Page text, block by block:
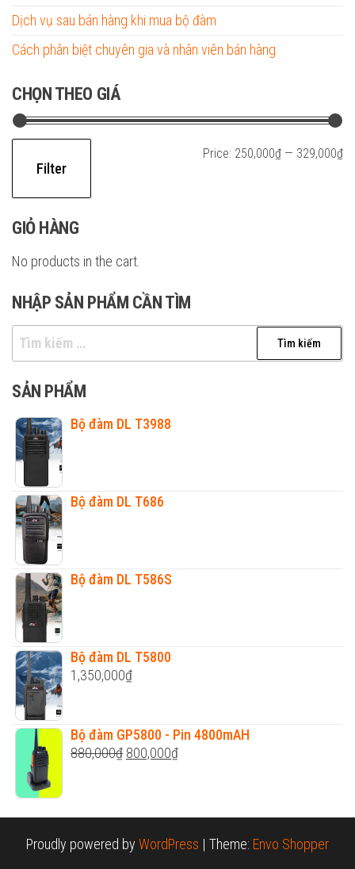
Dịch vụ sau bán hàng khi mua bộ đàm
Cách phân biệt chuyên gia và nhân viên bán hàng
CHỌN THEO GIÁ
Filter
Price: 250,000₫ — 329,000₫
GIỎ HÀNG
No products in the cart.
NHẬP SẢN PHẨM CẦN TÌM
Tìm
kiếm
cho:
SẢN PHẨM
Bộ đàm DL T3988
Bộ đàm DL T686
Bộ đàm DL T586S
Bộ đàm DL T5800
1,350,000₫
Bộ đàm GP5800 - Pin 4800mAH
880,000₫ Original
880,000₫.
800,000₫Current
800,000₫.
Proudly powered by WordPress | Theme: Envo Shopper